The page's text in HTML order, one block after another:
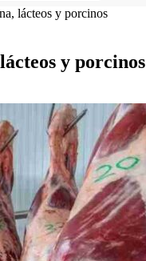
lácteos y porcinos
y porcinos